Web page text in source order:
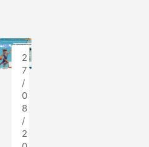
2
7
/
0
8
/
2